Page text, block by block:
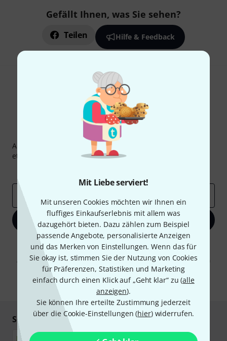
Mit Liebe serviert!
Mit unseren Cookies möchten wir Ihnen ein
fluffiges Einkaufserlebnis mit allem was
dazugehört bieten. Dazu zählen zum Beispiel
passende Angebote, personalisierte Anzeigen
und das Merken von Einstellungen. Wenn das für
Sie okay ist, stimmen Sie der Nutzung von Cookies
für Präferenzen, Statistiken und Marketing
einfach durch einen Klick auf „Geht klar“ zu (alle
anzeigen).
Sie können Ihre erteilte Zustimmung jederzeit
über die Cookie-Einstellungen (hier) widerrufen.
Gefällt Ihnen, was Sie sehen?
Teilen Hilfe & Feedback
Thomann Newsletter
Abonniere den Thomann Newsletter und gewinne mit
etwas Glück einen von50 Gutscheinen
E-Mail-Adresse
Jetzt anmelden
Mit Klick auf „Jetzt anmelden“ stimmen Sie dem Erhalt von E-Mail-
Werbung und einer Messung des E-Mail-Nutzungsverhaltens zu. Die
Abmeldung ist jederzeit möglich. Weitere Informationen finden Sie in
unserenDatenschutzhinweisen.
* Pflichtfeld
Sicher einkaufen & bezahlen